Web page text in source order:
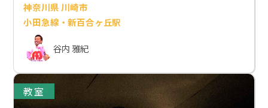
神奈川県 川崎市
小田急線・新百合ヶ丘駅
谷内 雅紀
教室